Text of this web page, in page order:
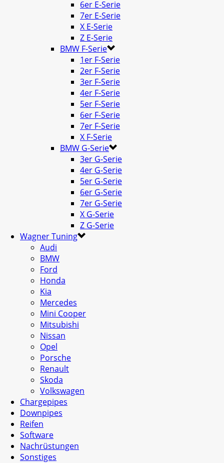
6er E-Serie
7er E-Serie
X E-Serie
Z E-Serie
BMW F-Serie
1er F-Serie
2er F-Serie
3er F-Serie
4er F-Serie
5er F-Serie
6er F-Serie
7er F-Serie
X F-Serie
BMW G-Serie
3er G-Serie
4er G-Serie
5er G-Serie
6er G-Serie
7er G-Serie
X G-Serie
Z G-Serie
Wagner Tuning
Audi
BMW
Ford
Honda
Kia
Mercedes
Mini Cooper
Mitsubishi
Nissan
Opel
Porsche
Renault
Skoda
Volkswagen
Chargepipes
Downpipes
Reifen
Software
Nachrüstungen
Sonstiges